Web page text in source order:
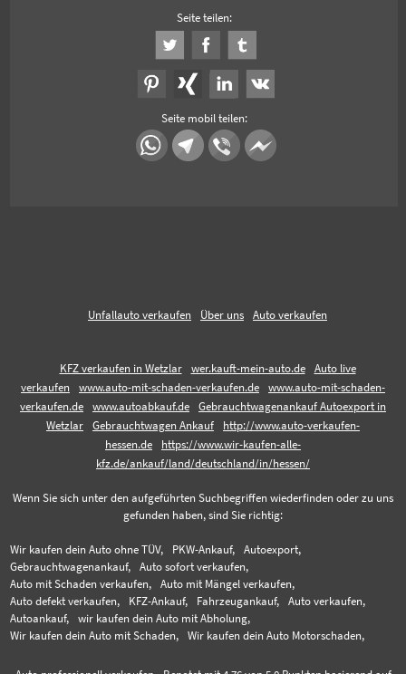
Seite teilen:
Seite mobil teilen:
Unfallauto verkaufen Über uns Auto verkaufen
KFZ verkaufen in Wetzlar wer.kauft-mein-auto.de
Auto live
verkaufen
www.auto-mit-schaden-verkaufen.de
www.auto-mit-schaden-
verkaufen.de
www.autoabkauf.de
Gebrauchtwagenankauf Autoexport in
Wetzlar
Gebrauchtwagen Ankauf
http://www.auto-verkaufen-
hessen.de
https://www.wir-kaufen-alle-
kfz.de/ankauf/land/deutschland/in/hessen/
Wenn Sie sich unter den aufgeführten Suchbegriffen wiederfinden oder zu uns
gefunden haben, sind Sie richtig:
Wir kaufen dein Auto ohne TÜV, PKW-Ankauf,
Autoexport,
Gebrauchtwagenankauf,
Auto sofort verkaufen,
Auto mit Schaden verkaufen,
Auto mit Mängel verkaufen,
Auto defekt verkaufen,
KFZ-Ankauf, Fahrzeugankauf,
Auto verkaufen,
Autoankauf,
wir kaufen dein Auto mit Abholung,
Wir kaufen dein Auto mit Schaden,
Wir kaufen dein Auto Motorschaden,